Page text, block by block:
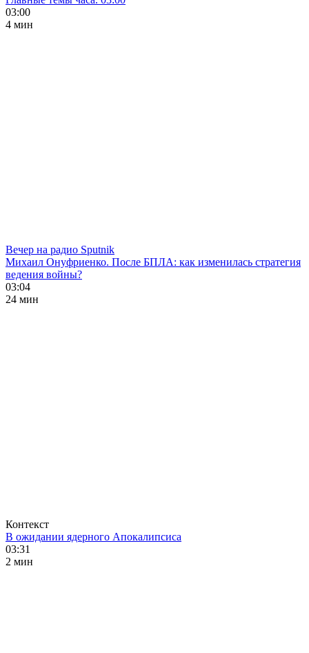
03:00
4 мин
Вечер на радио Sputnik
Михаил Онуфриенко. После БПЛА: как изменилась стратегия
ведения войны?
03:04
24 мин
Контекст
В ожидании ядерного Апокалипсиса
03:31
2 мин